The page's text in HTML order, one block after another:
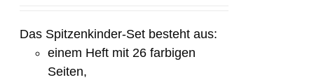
Das Spitzenkinder-Set besteht aus:
einem Heft mit 26 farbigen
Seiten,